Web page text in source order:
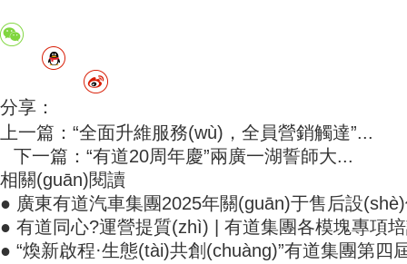
分享：
上一篇：“全面升維服務(wù)，全員營銷觸達”...
下一篇：“有道20周年慶”兩廣一湖誓師大...
相關(guān)閱讀
● 廣東有道汽車集團2025年關(guān)于售后設
● 有道同心?運營提質(zhì) | 有道集團各模塊專項
● “煥新啟程·生態(tài)共創(chuàng)”有道集團第